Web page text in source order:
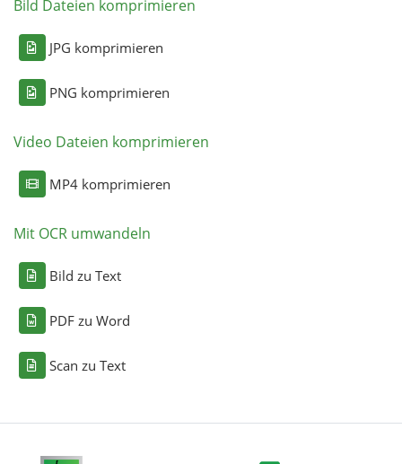
Bild Dateien komprimieren
JPG komprimieren
PNG komprimieren
Video Dateien komprimieren
MP4 komprimieren
Mit OCR umwandeln
Bild zu Text
PDF zu Word
Scan zu Text